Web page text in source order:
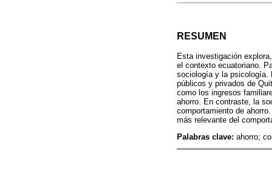
RESUMEN
Esta investigación
el contexto ecuatoriano.
sociología y la psicología.
públicos y privados de
como los ingresos
ahorro. En contraste, la
comportamiento de
más relevante del
Palabras clave: ahorro;